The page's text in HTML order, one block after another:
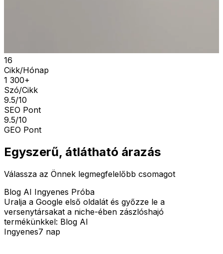
16
Cikk/Hónap
1 300+
Szó/Cikk
9.5/10
SEO Pont
9.5/10
GEO Pont
Egyszerű, átlátható árazás
Válassza az Önnek legmegfelelőbb csomagot
Blog AI Ingyenes Próba
Uralja a Google első oldalát és győzze le a
versenytársakat a niche-ében zászlóshajó
termékünkkel: Blog AI
Ingyenes7 nap